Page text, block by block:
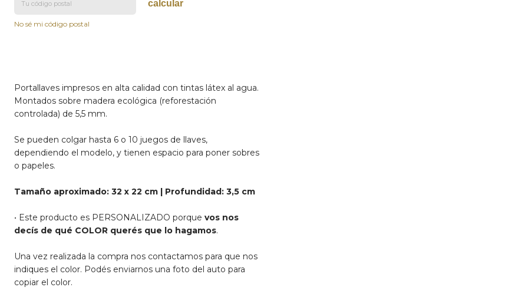
calcular
No sé mi código postal
Portallaves impresos en alta calidad con tintas látex al agua.
Montados sobre madera ecológica (reforestación
controlada) de 5,5 mm.
Se pueden colgar hasta 6 o 10 juegos de llaves,
dependiendo el modelo, y tienen espacio para poner sobres
o papeles.
Tamaño aproximado: 32 x 22 cm | Profundidad: 3,5 cm
• Este producto es PERSONALIZADO porque vos nos
decís de qué COLOR querés que lo hagamos.
Una vez realizada la compra nos contactamos para que nos
indiques el color. Podés enviarnos una foto del auto para
copiar el color.